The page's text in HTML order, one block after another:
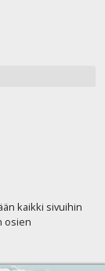
kaikki sivuihin
osien